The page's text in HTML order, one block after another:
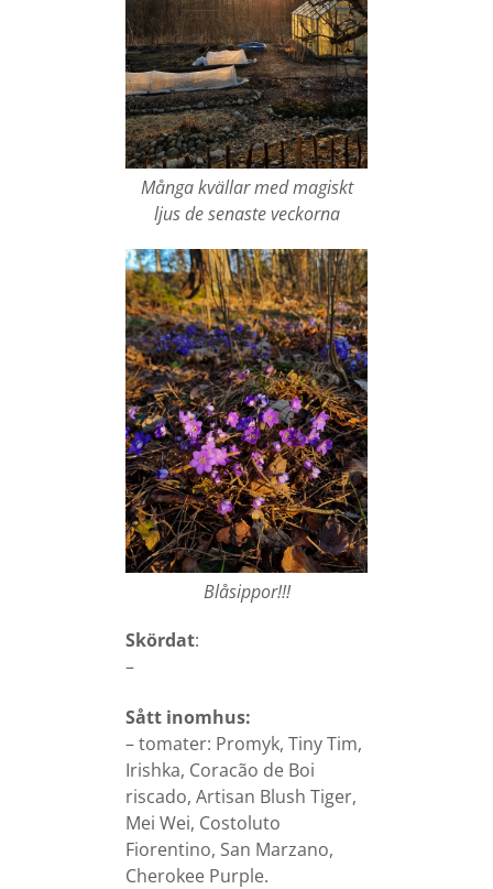
Många kvällar med magiskt
ljus de senaste veckorna
Blåsippor!!!
Skördat:
–
Sått inomhus:
– tomater: Promyk, Tiny Tim,
Irishka, Coracão de Boi
riscado, Artisan Blush Tiger,
Mei Wei, Costoluto
Fiorentino, San Marzano,
Cherokee Purple.